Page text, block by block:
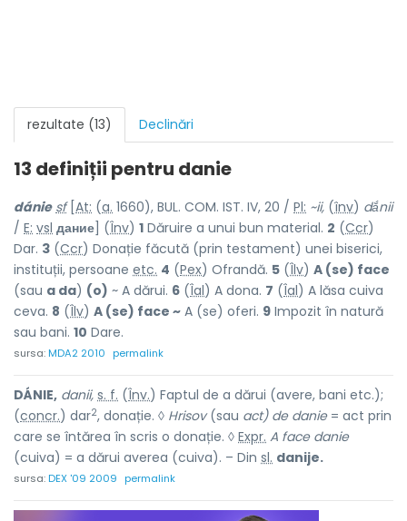
rezultate (13) Declinări
13 definiții pentru danie
dánie sf[ At: (a. 1660), BUL. COM. IST. IV, 20 / Pl: ~ii, (înv) dắnii
/ E: vsl дание ] (Înv) 1 Dăruire a unui bun material. 2 (Ccr)
Dar. 3 (Ccr) Donație făcută (prin testament) unei biserici,
instituții, persoane etc. 4 (Pex) Ofrandă. 5 (Îlv) A (se) face
(sau a da) (o) ~ A dărui. 6 (Îal) A dona. 7 (Îal) A lăsa cuiva
ceva. 8 (Îlv) A (se) face ~ A (se) oferi. 9 Impozit în natură
sau bani. 10 Dare.
sursa:MDA2 2010 permalink
DÁNIE, danii, s. f. (Înv.) Faptul de a dărui (avere, bani etc.);
(concr.) dar2, donație. ◊ Hrisov(sau act) de danie= act prin
care se întărea în scris o donație. ◊ Expr. A face danie
(cuiva) = a dărui averea (cuiva). – Din sl. danije.
sursa:DEX '09 2009 permalink